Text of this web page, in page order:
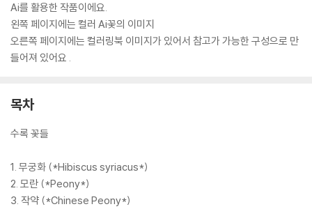
Ai를 활용한 작품이에요.
왼쪽 페이지에는 컬러 Ai꽃의 이미지
오른쪽 페이지에는 컬러링북 이미지가 있어서 참고가 가능한 구성으로 만
들어져 있어요 .
목차
수록 꽃들
1. 무궁화 (*Hibiscus syriacus*)
2. 모란 (*Peony*)
3. 작약 (*Chinese Peony*)